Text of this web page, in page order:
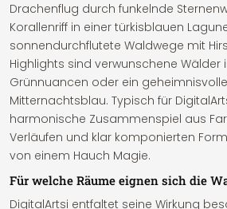
Drachenflug durch funkelnde
Korallenriff in einer türkisblauen
sonnendurchflutete Waldwege mit
Highlights sind verwunschene Wälder
Grünnuancen oder ein
Mitternachtsblau. Typisch für
harmonische Zusammenspiel aus
Verläufen und klar komponierten
von einem Hauch Magie.
Für welche Räume eignen sich die
DigitalArtsi entfaltet seine Wirkung